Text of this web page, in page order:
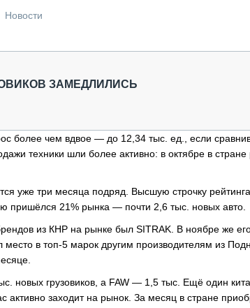
Новости
ЗАМЕДЛИЛИСЬ
более чем вдвое — до 12,34 тыс. ед., если
техники шли более активно: в октябре в
уже три месяца подряд. Высшую строчку
пришёлся 21% рынка — почти 2,6 тыс. новых авто.
из КНР на рынке был SITRAK. В ноябре же
место в топ-5 марок другим производителям из
новых грузовиков, а FAW — 1,5 тыс. Ещё один
активно заходит на рынок. За месяц в стране